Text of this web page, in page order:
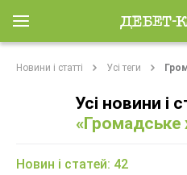
Новини і статті Усі теги
Усі новини і
«Громадське
Новин і статей: 42